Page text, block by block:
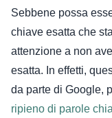
Sebbene possa
chiave esatta che
attenzione a non
esatta. In effetti,
da parte di Google,
ripieno di parole